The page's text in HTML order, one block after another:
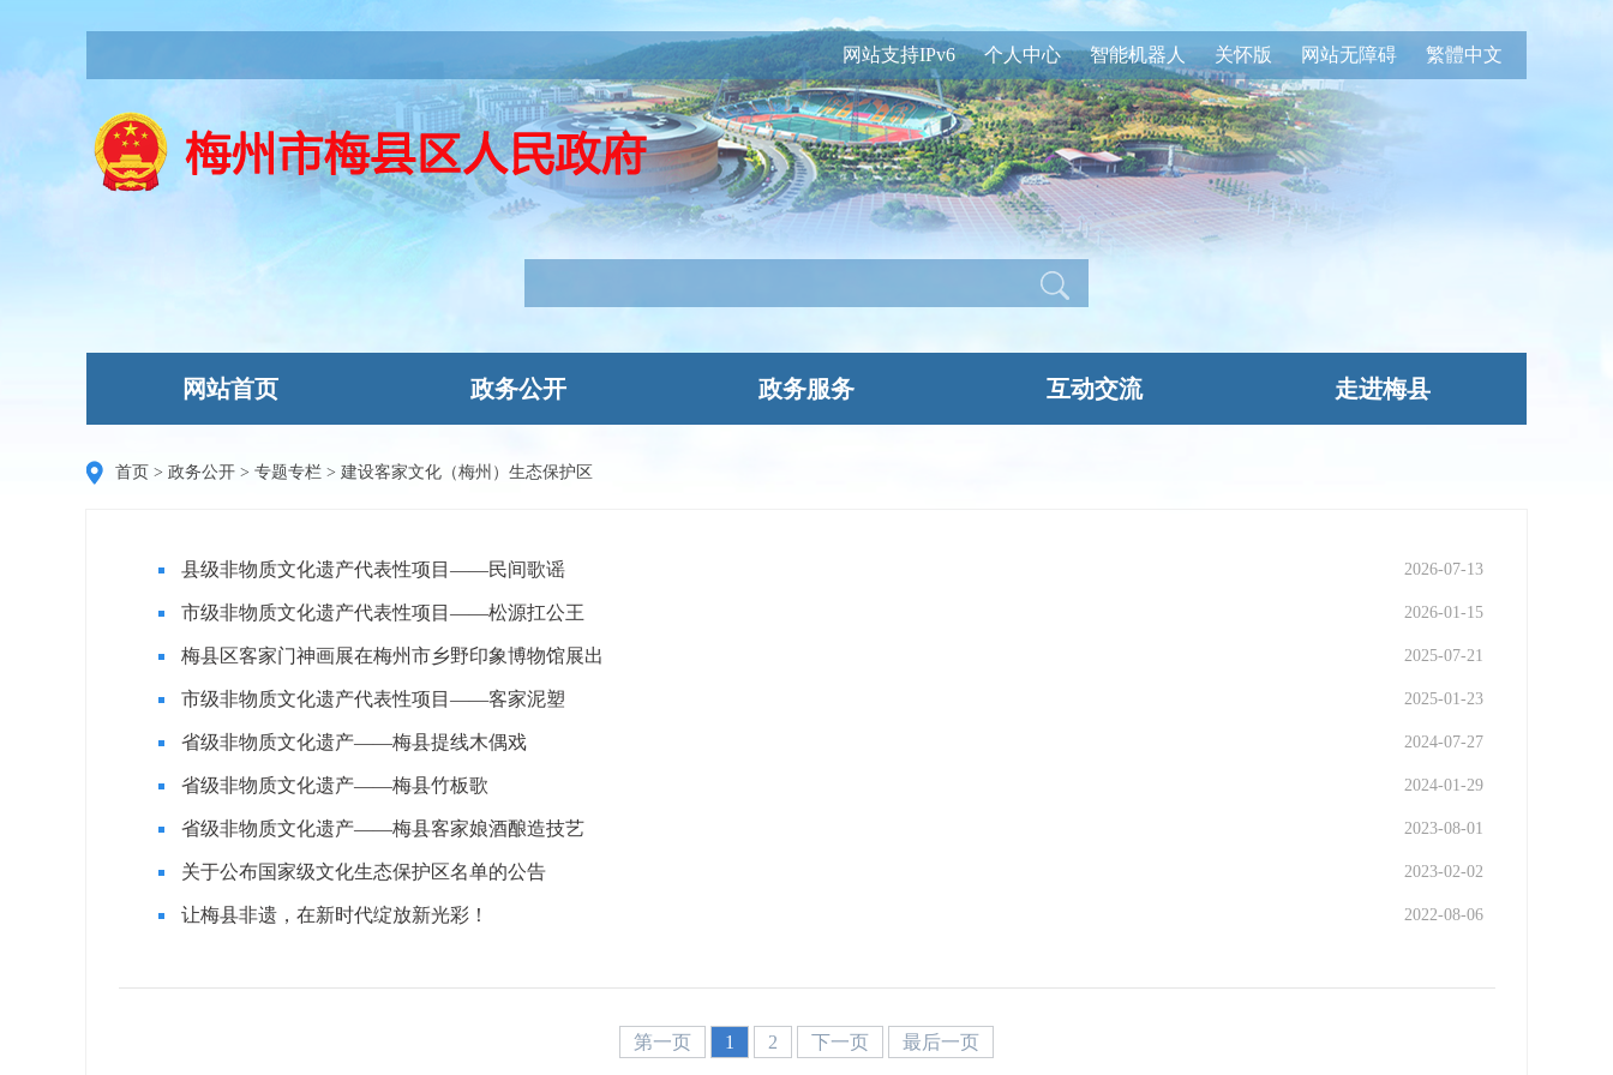
繁體中文
网站无障碍
关怀版
智能机器人
个人中心
网站支持IPv6
网站首页 政务公开 政务服务 互动交流 走进梅县
首页 > 政务公开 > 专题专栏 > 建设客家文化（梅州）生态保护区
县级非物质文化遗产代表性项目——民间歌谣 2026-07-13
市级非物质文化遗产代表性项目——松源扛公王 2026-01-15
梅县区客家门神画展在梅州市乡野印象博物馆展出 2025-07-21
市级非物质文化遗产代表性项目——客家泥塑 2025-01-23
省级非物质文化遗产——梅县提线木偶戏 2024-07-27
省级非物质文化遗产——梅县竹板歌 2024-01-29
省级非物质文化遗产——梅县客家娘酒酿造技艺 2023-08-01
关于公布国家级文化生态保护区名单的公告 2023-02-02
让梅县非遗，在新时代绽放新光彩！ 2022-08-06
第一页 1 2 下一页 最后一页